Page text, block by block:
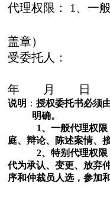
代理权限：
1 、一
盖章）
受委托人：
年 月 日
说明 ：授权委托书必须
明确。
1、一般代理权
庭、辩论、陈述案情、
2、特别代理权
代为承认、变更、放弃
序和仲裁员人选，参加